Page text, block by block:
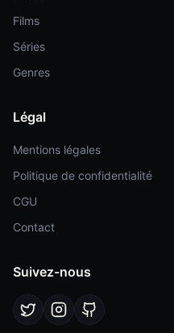
Films
Séries
Genres
Légal
Mentions légales
Politique de confidentialité
CGU
Contact
Suivez-nous